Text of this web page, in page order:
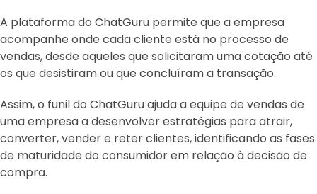
A plataforma do ChatGuru permite que a empresa
acompanhe onde cada cliente está no processo de
vendas, desde aqueles que solicitaram uma cotação até
os que desistiram ou que concluíram a transação.
Assim, o funil do ChatGuru ajuda a equipe de vendas de
uma empresa a desenvolver estratégias para atrair,
converter, vender e reter clientes, identificando as fases
de maturidade do consumidor em relação à decisão de
compra.